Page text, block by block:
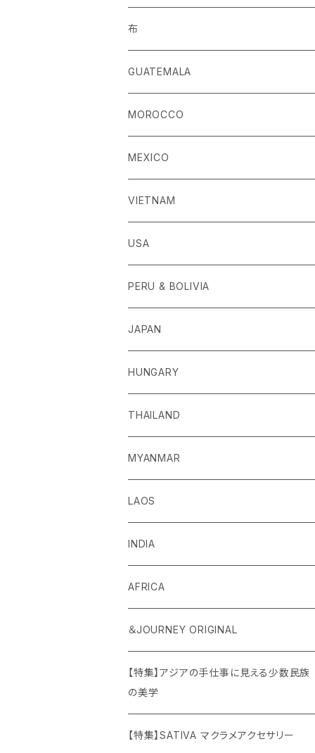
布
GUATEMALA
MOROCCO
MEXICO
VIETNAM
USA
PERU & BOLIVIA
JAPAN
HUNGARY
THAILAND
MYANMAR
LAOS
INDIA
AFRICA
＆JOURNEY ORIGINAL
【特集】アジアの手仕事に見える少数民族
の美学
【特集】SATIVA マクラメアクセサリー